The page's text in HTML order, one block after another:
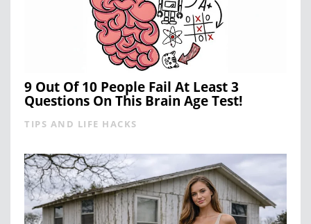
9 Out Of 10 People Fail At Least 3
Questions On This Brain Age Test!
TIPS AND LIFE HACKS